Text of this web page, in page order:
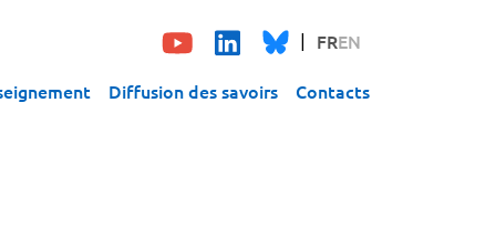
FREN
Diffusion des savoirs Contacts